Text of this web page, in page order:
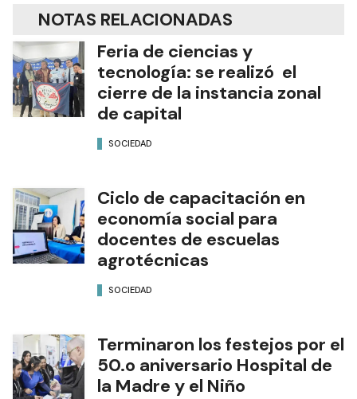
NOTAS RELACIONADAS
Feria de ciencias y
tecnología: se realizó el
cierre de la instancia zonal
de capital
SOCIEDAD
Ciclo de capacitación en
economía social para
docentes de escuelas
agrotécnicas
SOCIEDAD
Terminaron los festejos por el
50.o aniversario Hospital de
la Madre y el Niño